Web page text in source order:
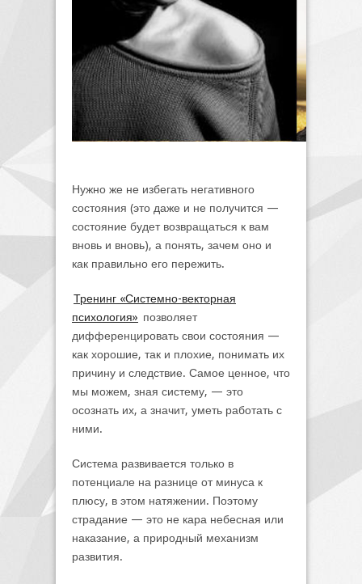
Нужно же не избегать негативного
состояния (это даже и не получится —
состояние будет возвращаться к вам
вновь и вновь), а понять, зачем оно и
как правильно его пережить.
Тренинг «Системно-векторная
психология» позволяет
дифференцировать свои состояния —
как хорошие, так и плохие, понимать их
причину и следствие. Самое ценное, что
мы можем, зная систему, — это
осознать их, а значит, уметь работать с
ними.
Система развивается только в
потенциале на разнице от минуса к
плюсу, в этом натяжении. Поэтому
страдание — это не кара небесная или
наказание, а природный механизм
развития.